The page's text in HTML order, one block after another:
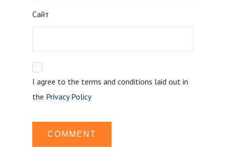
Сайт
I agree to the terms and conditions laid out in
the Privacy Policy